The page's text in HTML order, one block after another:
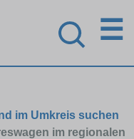
☰
im Umkreis suchen
im regionalen